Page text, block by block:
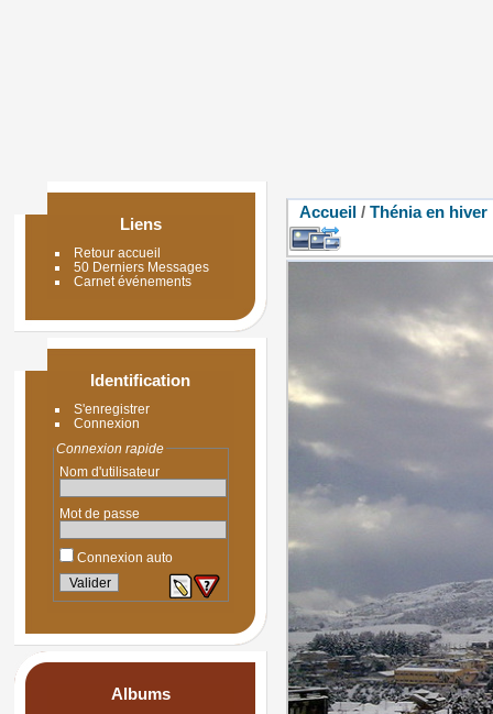
Liens
Retour accueil
50 Derniers Messages
Carnet événements
Identification
S'enregistrer
Connexion
Connexion rapide
Nom d'utilisateur
Mot de passe
Connexion auto
Albums
Accueil / Thénia en hiver